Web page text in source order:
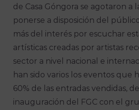
de Casa Góngora se agotaron a
ponerse a disposición del
más del interés por escuchar
artísticas creadas por artistas
sector a nivel nacional e
han sido varios los eventos que
60% de las entradas vendidas,
inauguración del FGC con el